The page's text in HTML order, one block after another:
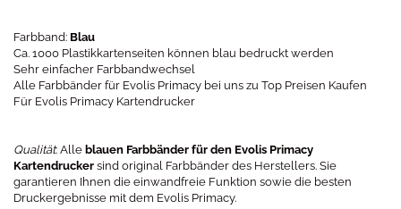
Farbband: Blau
Ca. 1000 Plastikkartenseiten können blau bedruckt werden
Sehr einfacher Farbbandwechsel
Alle Farbbänder für Evolis Primacy bei uns zu Top Preisen Kaufen
Für Evolis Primacy Kartendrucker
Qualität: Alle blauen Farbbänder für den Evolis Primacy
Kartendrucker sind original Farbbänder des Herstellers. Sie
garantieren Ihnen die einwandfreie Funktion sowie die besten
Druckergebnisse mit dem Evolis Primacy.